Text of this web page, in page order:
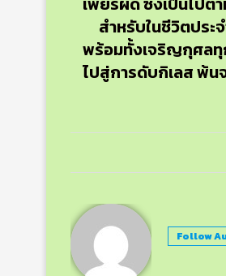
สำหรับในชีวิตประ
พร้อมทั้งเจริญกุศลทุ
ไปสู่การดับกิเลส พ้น
Follow